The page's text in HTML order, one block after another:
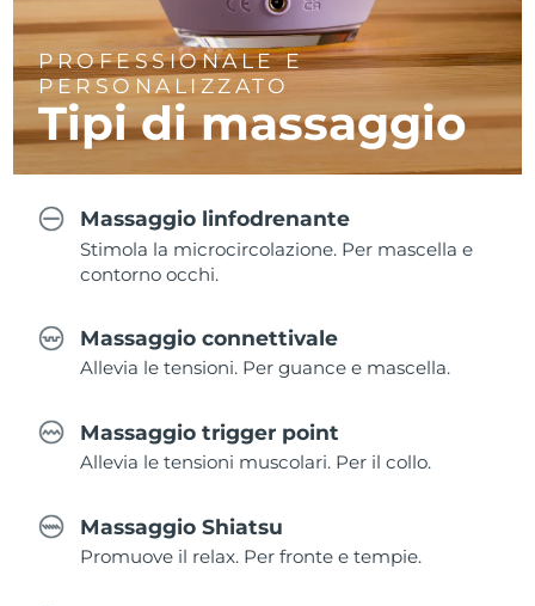
PROFESSIONALE E
PERSONALIZZATO
Tipi di massaggio
Massaggio linfodrenante
Stimola la microcircolazione. Per mascella e
contorno occhi.
Massaggio connettivale
Allevia le tensioni. Per guance e mascella.
Massaggio trigger point
Allevia le tensioni muscolari. Per il collo.
Massaggio Shiatsu
Promuove il relax. Per fronte e tempie.